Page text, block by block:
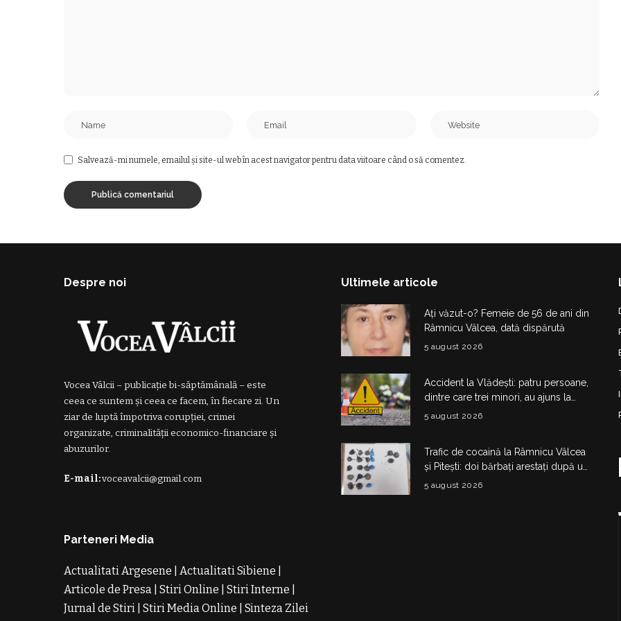
Salvează-mi numele, emailul și site-ul web în acest navigator pentru data viitoare când o să comentez.
Despre noi
Vocea Vâlcii – publicație bi-săptămânală – este
ceea ce suntem și ceea ce facem, în fiecare zi. Un
ziar de luptă împotriva corupției, crimei
organizate, criminalității economico-financiare și
abuzurilor.
E-mail:voceavalcii@gmail.com
Parteneri Media
Actualitati Argesene Actualitati Sibiene
Articole de Presa
Stiri Online Stiri Interne
Jurnal de Stiri
Stiri Media Online
Sinteza Zilei
Ultimele articole
Ați văzut-o? Femeie de 56 de ani din
Râmnicu Vâlcea, dată dispărută
5 august 2026
Accident la Vlădești: patru persoane,
dintre care trei minori, au ajuns la
spital după impactul dintre două
5 august 2026
Trafic de cocaină la Râmnicu Vâlcea
și Pitești: doi bărbați arestați după un
flagrant
5 august 2026